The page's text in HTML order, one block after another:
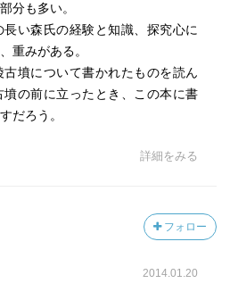
分も多い。
い森氏の経験と知識、探究心に
重みがある。
墳について書かれたものを読ん
の前に立ったとき、この本に書
だろう。
詳細をみる
フォロー
2014.01.20